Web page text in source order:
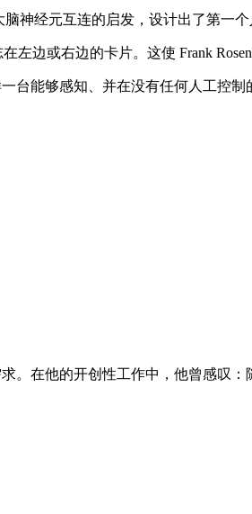
经元互连的启发，设计出了第一个
边或右边的卡片。这使 Frank
能够感知、并在没有任何人工控制
。在他的开创性工作中，他曾感叹